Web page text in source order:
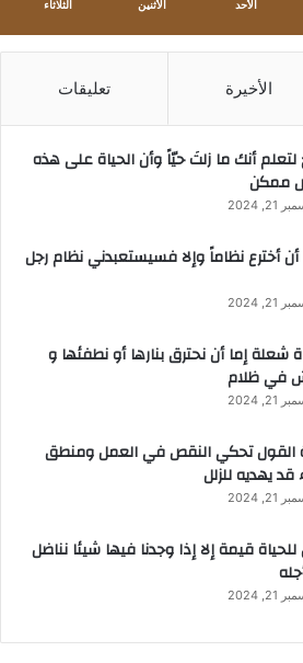
الأحد الأثنين الثلاثاء
الأخيرة تعليقات
لتعلم أنك ما زلتَ حيّاً وأن الحياة على هذه
ممكن
2024
أخترع نظاماً وإلا فسيستعبدني نظام رجل
2024
شعلة إما أن نحترق بنارها أو نطفئها و
في ظلام
2024
القول تحكي النقص في العمل ومنطق
قد يهديه للزلل
2024
قيمة إلا إذا وجدنا فيها شيئا نناضل
2024